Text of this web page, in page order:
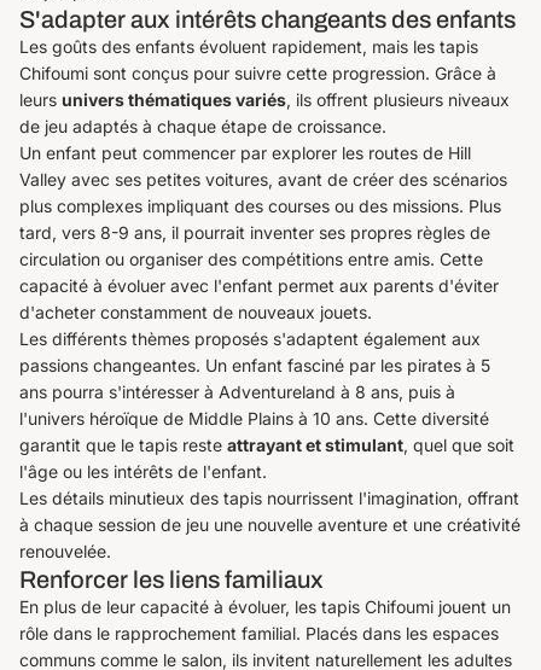
S'adapter aux intérêts changeants des enfants
Les goûts des enfants évoluent rapidement, mais les tapis
Chifoumi sont conçus pour suivre cette progression. Grâce à
leurs univers thématiques variés, ils offrent plusieurs niveaux
de jeu adaptés à chaque étape de croissance.
Un enfant peut commencer par explorer les routes de Hill
Valley avec ses petites voitures, avant de créer des scénarios
plus complexes impliquant des courses ou des missions. Plus
tard, vers 8-9 ans, il pourrait inventer ses propres règles de
circulation ou organiser des compétitions entre amis. Cette
capacité à évoluer avec l'enfant permet aux parents d'éviter
d'acheter constamment de nouveaux jouets.
Les différents thèmes proposés s'adaptent également aux
passions changeantes. Un enfant fasciné par les pirates à 5
ans pourra s'intéresser à Adventureland à 8 ans, puis à
l'univers héroïque de Middle Plains à 10 ans. Cette diversité
garantit que le tapis reste attrayant et stimulant, quel que soit
l'âge ou les intérêts de l'enfant.
Les détails minutieux des tapis nourrissent l'imagination, offrant
à chaque session de jeu une nouvelle aventure et une créativité
renouvelée.
Renforcer les liens familiaux
En plus de leur capacité à évoluer, les tapis Chifoumi jouent un
rôle dans le rapprochement familial. Placés dans les espaces
communs comme le salon, ils invitent naturellement les adultes